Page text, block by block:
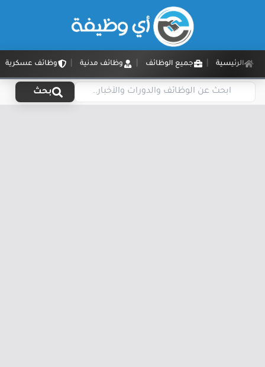
الرئيسية جميع الوظائف وظائف مدنية وظائف عسكرية
بحث